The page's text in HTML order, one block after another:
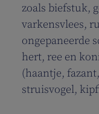
zoals biefstuk,
varkensvlees,
ongepaneerde
hert, ree en
(haantje,
struisvogel,